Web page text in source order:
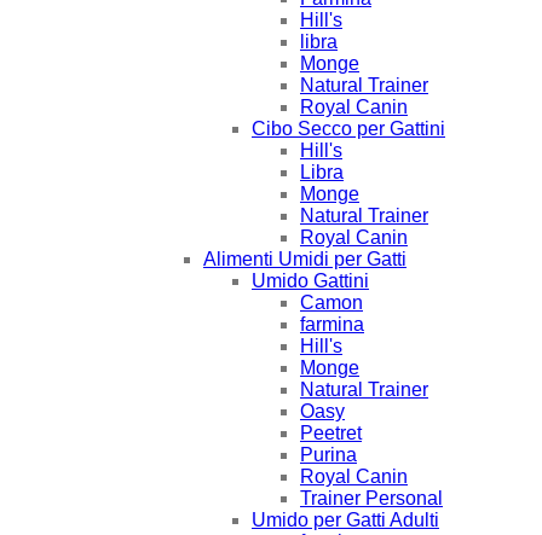
Hill's
libra
Monge
Natural Trainer
Royal Canin
Cibo Secco per Gattini
Hill's
Libra
Monge
Natural Trainer
Royal Canin
Alimenti Umidi per Gatti
Umido Gattini
Camon
farmina
Hill's
Monge
Natural Trainer
Oasy
Peetret
Purina
Royal Canin
Trainer Personal
Umido per Gatti Adulti